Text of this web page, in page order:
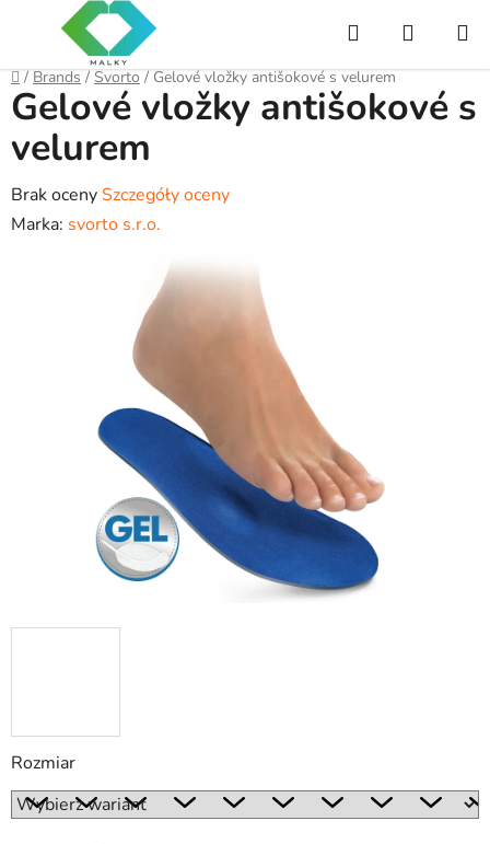
Szukaj
Home
/ Brands / Svorto / Gelové vložky antišokové s velurem
Rozmiar
Gelové vložky antišokové s
velurem
Średnia
ocena
Brak ocenySzczegóły oceny
Marka: svorto s.r.o.